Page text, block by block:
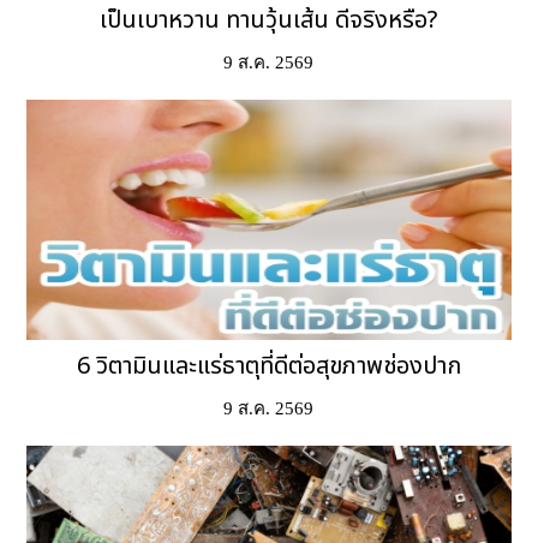
เป็นเบาหวาน ทานวุ้นเส้น ดีจริงหรือ?
9 ส.ค. 2569
6 วิตามินและแร่ธาตุที่ดีต่อสุขภาพช่องปาก
9 ส.ค. 2569